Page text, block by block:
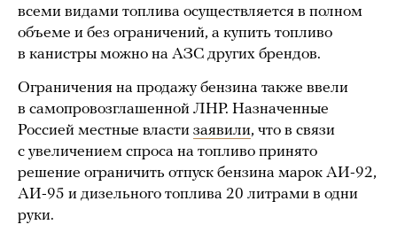
всеми видами топлива осуществляется в полном
объеме и без ограничений, а купить топливо
в канистры можно на АЗС других брендов.
Ограничения на продажу бензина также ввели
в самопровозглашенной ЛНР. Назначенные
Россией местные власти заявили, что в связи
с увеличением спроса на топливо принято
решение ограничить отпуск бензина марок АИ-92,
АИ-95 и дизельного топлива 20 литрами в одни
руки.